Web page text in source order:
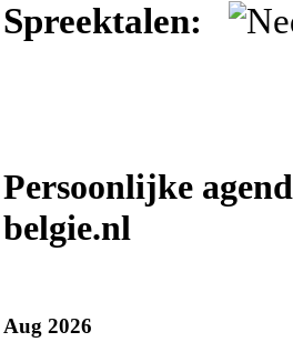
Spreektalen:
Persoonlijke
belgie.nl
Aug 2026